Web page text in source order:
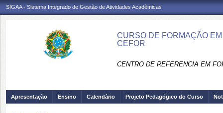
SIGAA - Sistema Integrado de Gestão de Atividades Acadêmicas
CURSO DE FORMAÇÃO
CEFOR
CENTRO DE REFERENCIA EM
Apresentação Ensino Calendário Projeto Pedagógico do Curso